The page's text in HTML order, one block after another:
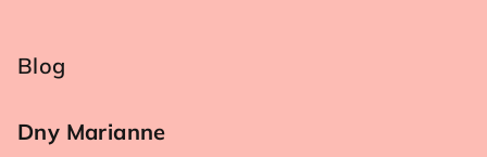
Blog
Dny Marianne